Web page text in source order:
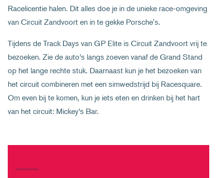
Racelicentie halen. Dit alles doe je in de unieke race-omgeving
van Circuit Zandvoort en in te gekke Porsche's.
Tijdens de Track Days van GP Elite is Circuit Zandvoort vrij te
bezoeken. Zie de auto’s langs zoeven vanaf de Grand Stand
op het lange rechte stuk. Daarnaast kun je het bezoeken van
het circuit combineren met een simwedstrijd bij Racesquare.
Om even bij te komen, kun je iets eten en drinken bij het hart
van het circuit: Mickey’s Bar.